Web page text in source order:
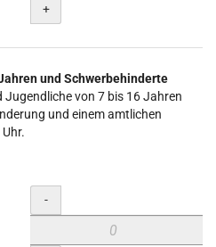
+
und Schwerbehinderte
Jugendliche von 7 bis 16 Jahren
und einem amtlichen
Menge
-